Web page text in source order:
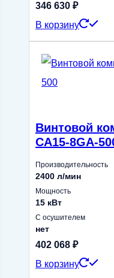
346 630 ₽
В корзину
Винтовой
CA15-8GA-
Производительность
2400 л/мин
Мощность
15 кВт
С осушителем
нет
402 068 ₽
В корзину